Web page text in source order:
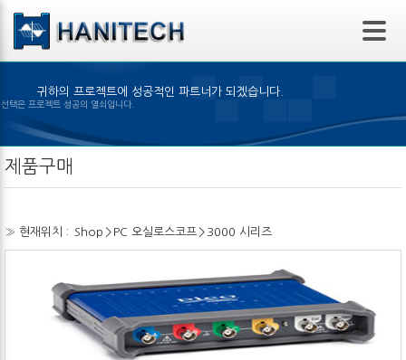
본문 바로가기
귀하의 프로젝트에 성공적인 파트너가 되겠습니다.
제품의 선택은 프로젝트 성공의 열쇠입니다.
제품구매
» 현재위치 : Shop > PC 오실로스코프 > 3000 시리즈